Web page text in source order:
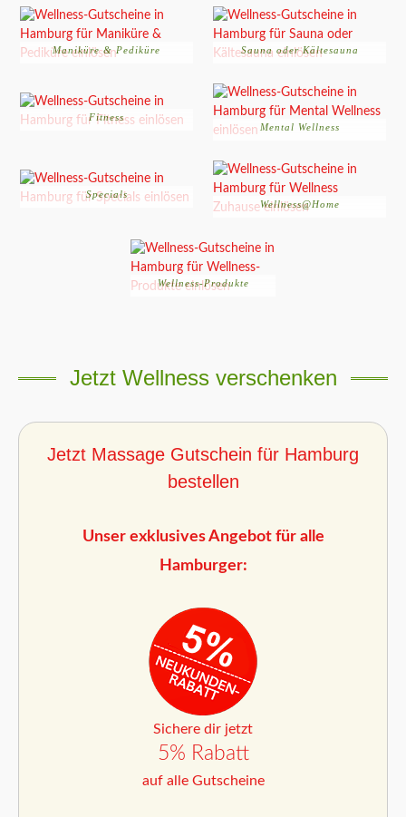
Maniküre & Pediküre Sauna oder Kältesauna
Fitness
Mental Wellness
Specials
Wellness@Home
Wellness-Produkte
Jetzt Wellness verschenken
Jetzt Massage Gutschein für Hamburg
bestellen
Unser exklusives Angebot für alle
Hamburger:
Sichere dir jetzt
5% Rabatt
auf alle Gutscheine